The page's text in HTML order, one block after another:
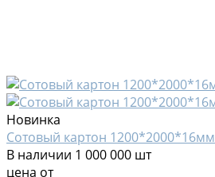
Новинка
Сотовый картон 1200*2000*16мм
В наличии 1 000 000 шт
цена от